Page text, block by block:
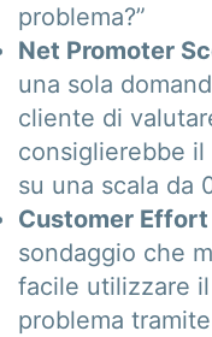
problema?”
Net Promoter
una sola
cliente di
consiglierebbe
su una scala da
Customer Effort
sondaggio che
facile utilizzare
problema